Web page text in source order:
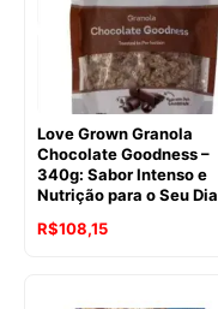
Love Grown Granola
Chocolate Goodness –
340g: Sabor Intenso e
Nutrição para o Seu Dia
O
R$108,15O